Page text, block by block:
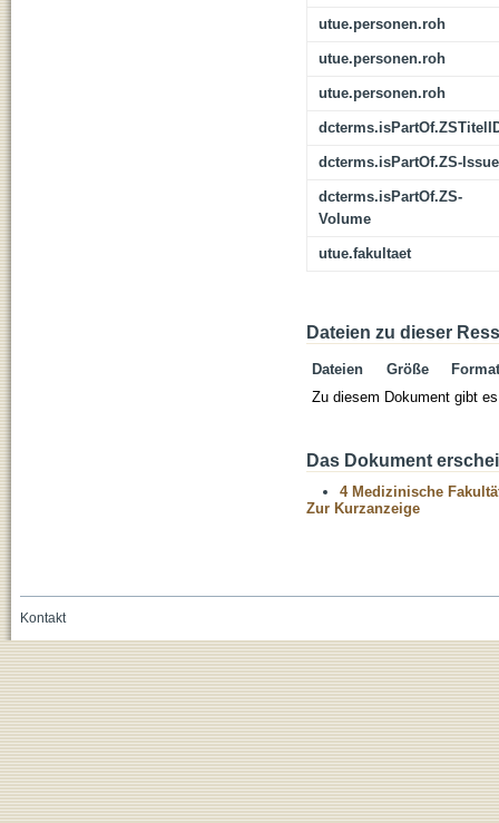
utue.personen.roh
utue.personen.roh
utue.personen.roh
dcterms.isPartOf.ZS-Issue
dcterms.isPartOf.ZS-
Volume
utue.fakultaet
Dateien zu dieser
Dateien Größe
Format
Zu diesem Dokument gibt
Das Dokument
4 Medizinische
Zur Kurzanzeige
Kontakt